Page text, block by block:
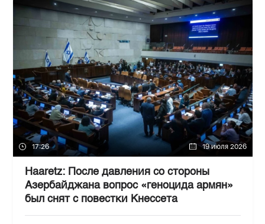
17:26 19 июля 2026
Haaretz: После давления со стороны
Азербайджана вопрос «геноцида армян»
был снят с повестки Кнессета